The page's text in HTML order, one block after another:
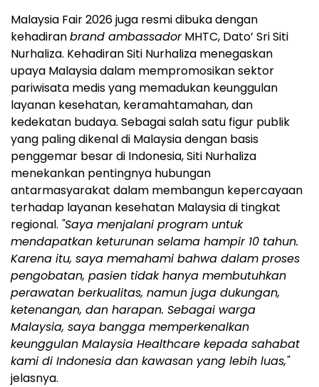
Malaysia Fair 2026 juga resmi dibuka dengan
kehadiranbrand ambassadorMHTC, Dato’ Sri Siti
Nurhaliza. Kehadiran Siti Nurhaliza menegaskan
upaya Malaysia dalam mempromosikan sektor
pariwisata medis yang memadukan keunggulan
layanan kesehatan, keramahtamahan, dan
kedekatan budaya. Sebagai salah satu figur publik
yang paling dikenal di Malaysia dengan basis
penggemar besar di Indonesia, Siti Nurhaliza
menekankan pentingnya hubungan
antarmasyarakat dalam membangun kepercayaan
terhadap layanan kesehatan Malaysia di tingkat
regional. "Saya menjalani program untuk
mendapatkan keturunan selama hampir 10 tahun.
Karena itu, saya memahami bahwa dalam proses
pengobatan, pasien tidak hanya membutuhkan
perawatan berkualitas, namun juga dukungan,
ketenangan, dan harapan. Sebagai warga
Malaysia, saya bangga memperkenalkan
keunggulan Malaysia Healthcare kepada sahabat
kami di Indonesia dan kawasan yang lebih luas,"
jelasnya.